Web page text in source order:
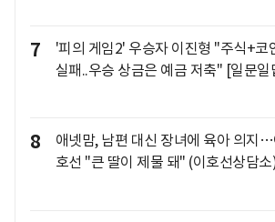
7
'피의 게임2' 우승자 이진형 "주식+코
실패..우승 상금은 예금 저축" [일문일
8
애넷맘, 남편 대신 장녀에 육아 의지…
호선 "큰 딸이 제물 돼" (이호선상담